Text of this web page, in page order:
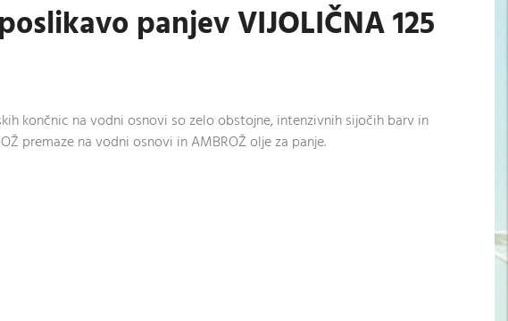
panjev VIJOLIČNA 125
končnic na vodni osnovi so zelo obstojne, intenzivnih sijočih barv in
premaze na vodni osnovi in AMBROŽ olje za panje.